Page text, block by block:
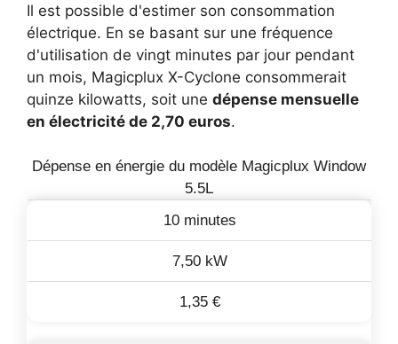
Il est possible d'estimer son consommation
électrique. En se basant sur une fréquence
d'utilisation de vingt minutes par jour pendant
un mois, Magicplux X-Cyclone consommerait
quinze kilowatts, soit une dépense mensuelle
en électricité de 2,70 euros.
Dépense en énergie du modèle Magicplux Window
5.5L
10 minutes
7,50 kW
1,35 €